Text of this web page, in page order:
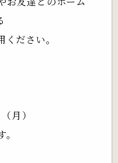
ださい。
月）